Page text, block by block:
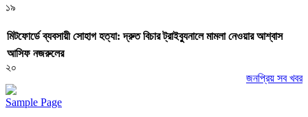
১৯
মিটফোর্ডে ব্যবসায়ী সোহাগ হত্যা: দ্রুত বিচার ট্রাইব্যুনালে মামলা নেওয়ার আশ্বাস
আসিফ নজরুলের
২০
জনপ্রিয় সব খবর
Sample Page